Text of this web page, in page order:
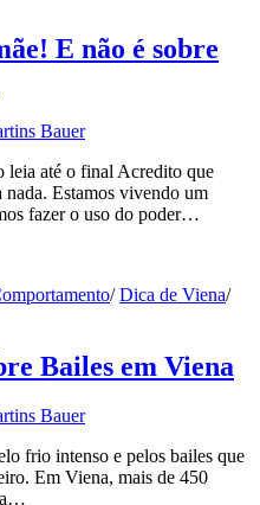
E não é sobre
Bauer
leia até o final Acredito que
Estamos vivendo um
fazer o uso do poder…
/ Dica de Viena/
Bailes em Viena
Bauer
frio intenso e pelos bailes que
Em Viena, mais de 450
a…